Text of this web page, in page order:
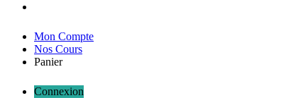
Mon Compte
Nos Cours
Panier
Connexion